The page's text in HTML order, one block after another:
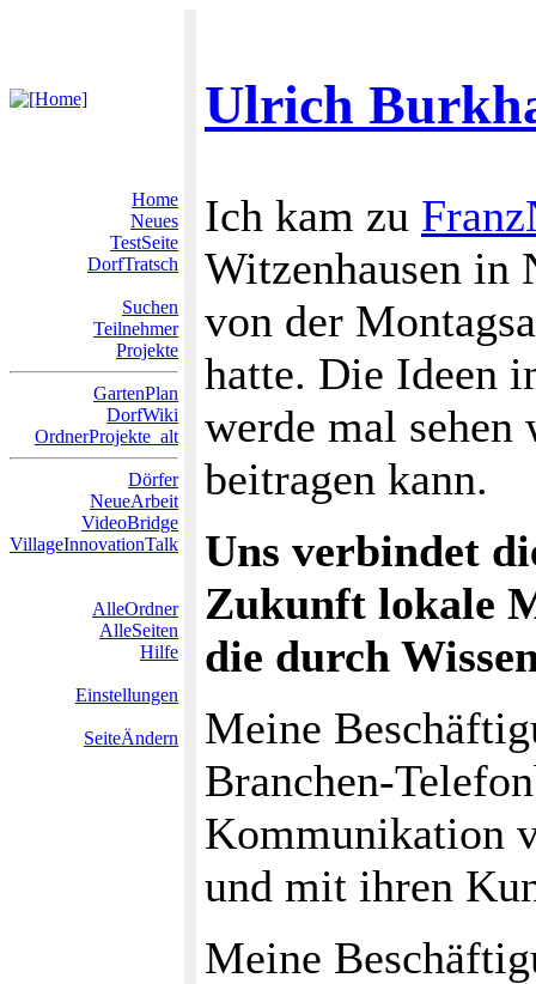
Ulrich
Home
Neues
TestSeite
DorfTratsch
Suchen
Teilnehmer
Projekte
GartenPlan
DorfWiki
OrdnerProjekte_alt
Dörfer
NeueArbeit
VideoBridge
VillageInnovationTalk
AlleOrdner
AlleSeiten
Hilfe
Einstellungen
SeiteÄndern
Ich kam zu
Witzenhausen in
von der
hatte. Die Ideen
werde mal
beitragen kann.
Uns verbindet
Zukunft lokale
die durch
Meine
Branchen-
Kommunikation
und mit ihren
Meine